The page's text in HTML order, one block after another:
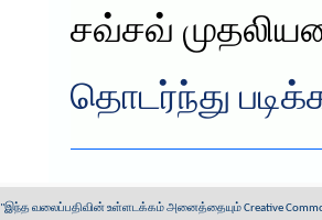
சவ்சவ்
தொடர்ந்து
"இந்த வலைப்பதிவின் உள்ளடக்கம் அனைத்தையும்Creative